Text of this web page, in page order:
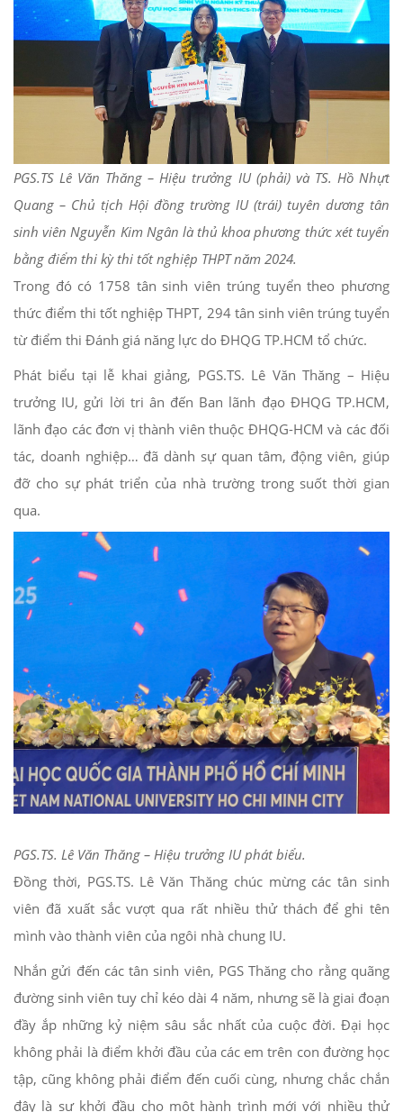
PGS.TS Lê Văn Thăng – Hiệu trưởng IU (phải) và TS. Hồ Nhựt
Quang – Chủ tịch Hội đồng trường IU (trái) tuyên dương tân
sinh viên Nguyễn Kim Ngân là thủ khoa phương thức xét tuyển
bằng điểm thi kỳ thi tốt nghiệp THPT năm 2024.
Trong đó có 1758 tân sinh viên trúng tuyển theo phương
thức điểm thi tốt nghiệp THPT, 294 tân sinh viên trúng tuyển
từ điểm thi Đánh giá năng lực do ĐHQG TP.HCM tổ chức.
Phát biểu tại lễ khai giảng, PGS.TS. Lê Văn Thăng – Hiệu
trưởng IU, gửi lời tri ân đến Ban lãnh đạo ĐHQG TP.HCM,
lãnh đạo các đơn vị thành viên thuộc ĐHQG-HCM và các đối
tác, doanh nghiệp… đã dành sự quan tâm, động viên, giúp
đỡ cho sự phát triển của nhà trường trong suốt thời gian
qua.
PGS.TS. Lê Văn Thăng – Hiệu trưởng IU phát biểu.
Đồng thời, PGS.TS. Lê Văn Thăng chúc mừng các tân sinh
viên đã xuất sắc vượt qua rất nhiều thử thách để ghi tên
mình vào thành viên của ngôi nhà chung IU.
Nhắn gửi đến các tân sinh viên, PGS Thăng cho rằng quãng
đường sinh viên tuy chỉ kéo dài 4 năm, nhưng sẽ là giai đoạn
đầy ắp những kỷ niệm sâu sắc nhất của cuộc đời. Đại học
không phải là điểm khởi đầu của các em trên con đường học
tập, cũng không phải điểm đến cuối cùng, nhưng chắc chắn
đây là sự khởi đầu cho một hành trình mới với nhiều thử